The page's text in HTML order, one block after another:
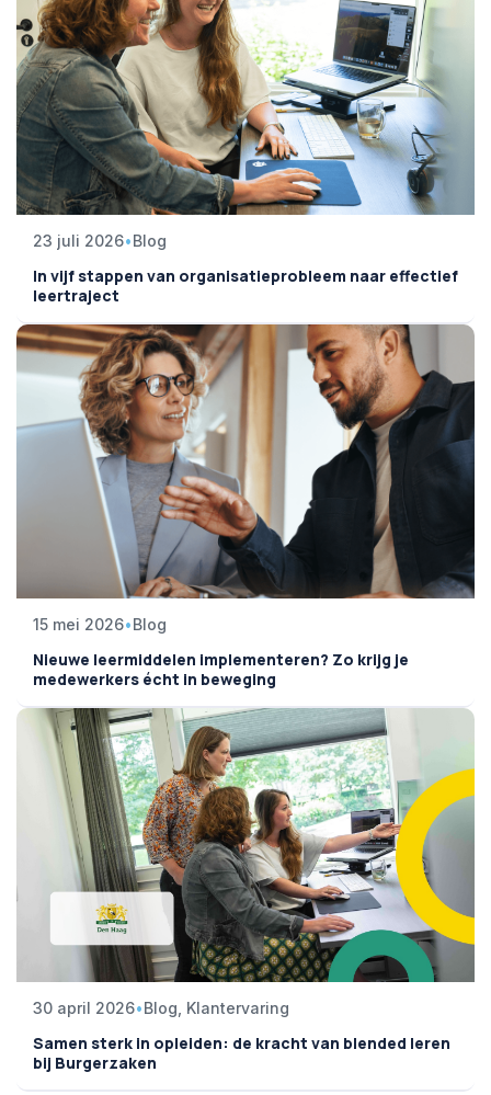
23 juli 2026•Blog
In vijf stappen van organisatieprobleem naar effectief
leertraject
15 mei 2026•Blog
Nieuwe leermiddelen implementeren? Zo krijg je
medewerkers écht in beweging
30 april 2026•Blog, Klantervaring
Samen sterk in opleiden: de kracht van blended leren
bij Burgerzaken